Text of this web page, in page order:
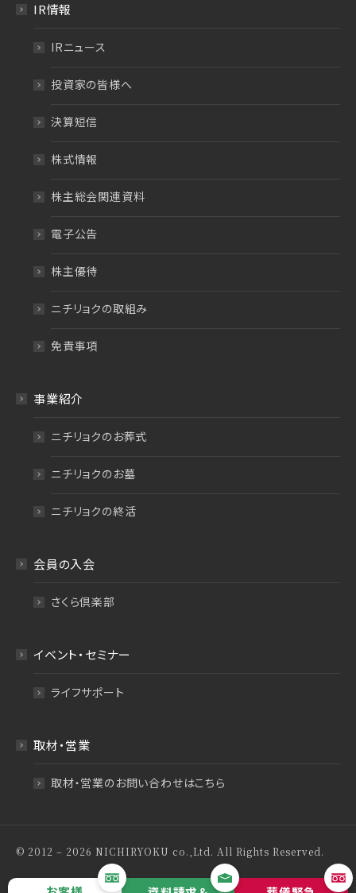
IR情報
IRニュース
投資家の皆様へ
決算短信
株式情報
株主総会関連資料
電子公告
株主優待
ニチリョクの取組み
免責事項
事業紹介
ニチリョクのお葬式
ニチリョクのお墓
ニチリョクの終活
会員の入会
さくら倶楽部
イベント・セミナー
ライフサポート
取材・営業
取材・営業のお問い合わせはこちら
© 2012 – 2026 NICHIRYOKU co.,Ltd. All Rights Reserved.
特定商取引法について プライバシーポリシー